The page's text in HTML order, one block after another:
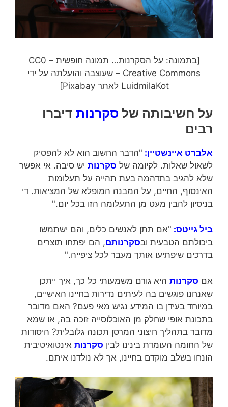
[בתמונה: על הסקרנות… תמונה חופשית – CC0
Creative Commons – שעוצבה והועלתה על ידי
LuidmilaKot לאתר Pixabay]
על חשיבותה של סקרנות דיברו
רבים
אלברט איינשטיין: "הדבר החשוב הוא לא להפסיק
לשאול שאלות. לקיומה של סקרנות יש סיבה. אי אפשר
שלא להגיב בתדהמה בעת תהייה על תעלומות
האינסוף, החיים, על המבנה המופלא של המציאות. די
בניסיון להבין מעט מן התעלומה הזו בכל יום."
ביל גייטס: "אם תתן לאנשים כלים, והם ישתמשו
ביכולתם הטבעית ובסקרנותם, הם יפתחו תוצרים
בדרכים שיפתיעו אותך מעבר לכל ציפייה."
אם סקרנות היא גורם משמעותי כל כך, איך ייתכן
שאנחנו פוגשים בה לעיתים נדירות בחיינו האישיים,
במיוחד בעידן בו המידע נגיש מאי פעם? האם מדובר
בתכונת אופי שחלק מן האוכלוסייה זוכה בה, או שמא
מדובר בתהליך חיצוני המרסן תכונה גלובלית? היסודות
של החומה העומדת בינינו לבין סקרנות אינטואיטיבית
הונחו בשלב מוקדם בחיינו, אך לא נולדנו איתם.